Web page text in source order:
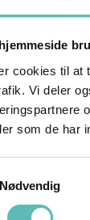
cookies til at
Vi deler
som de har
Nødvendig